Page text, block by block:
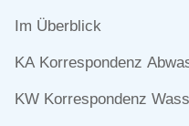
Navigation
Im Überblick
KA Korrespondenz
KW Korrespondenz